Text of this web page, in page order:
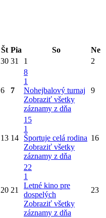
Št Pia So
Ne
30 31 1 2
6 7
8
1
Nohejbalový turnaj
Zobraziť všetky
záznamy z dňa
9
13 14
15
1
Športuje celá rodina
Zobraziť všetky
záznamy z dňa
16
20 21
22
1
Letné kino pre
dospelých
Zobraziť všetky
záznamy z dňa
23